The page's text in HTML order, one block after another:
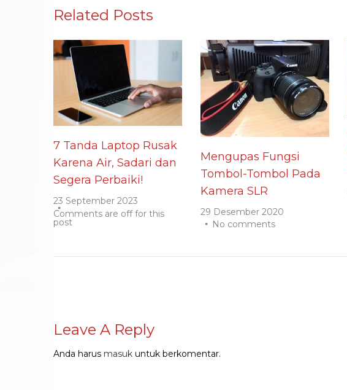
Related Posts
7 Tanda Laptop Rusak
Karena Air, Sadari dan
Segera Perbaiki!
23 September 2023
Comments are off for this
post
Mengupas Fungsi
Tombol-Tombol Pada
Kamera SLR
29 Desember 2020
No comments
Leave A Reply
Anda harus masuk untuk berkomentar.